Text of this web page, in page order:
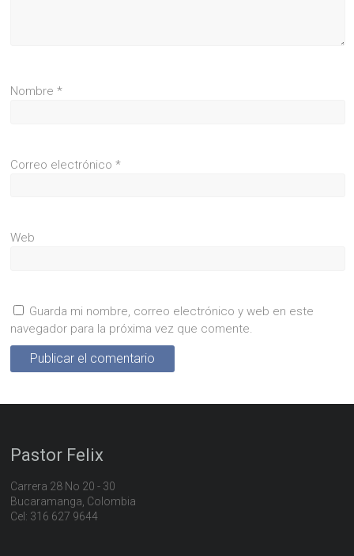
Nombre*
Correo electrónico*
Web
Guarda mi nombre, correo electrónico y web en este
navegador para la próxima vez que comente.
Pastor Felix
Carrera 28 No 20 - 30
Bucaramanga, Colombia
Cel: 316 627 9644